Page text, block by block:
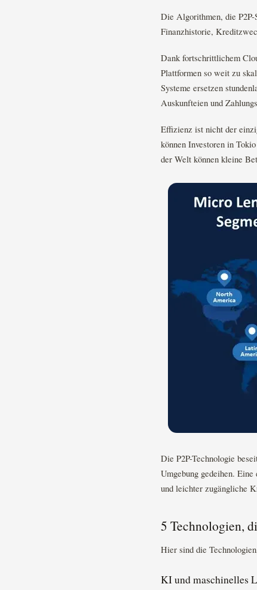
Die Algorithmen, die
Finanzhistorie,
Dank fortschrittlichem
Plattformen so weit zu
Systeme ersetzen
Auskunfteien und
Effizienz ist nicht der
können Investoren in
der Welt können kleine
Die P2P-Technologie
Umgebung gedeihen.
und leichter zugängliche
5 Technologien,
Hier sind die
KI und maschinelles